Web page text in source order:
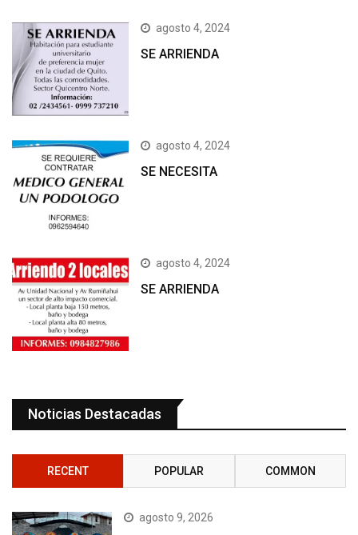
agosto 4, 2024
SE ARRIENDA
agosto 4, 2024
SE NECESITA
agosto 4, 2024
SE ARRIENDA
Noticias Destacadas
RECENT POPULAR COMMON
agosto 9, 2026